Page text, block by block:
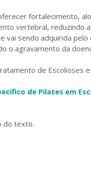
fortalecimento,
vertebral, reduzindo
vai sendo adquirida
o agravamento da
de Escolioses
de Pilates em
do texto.